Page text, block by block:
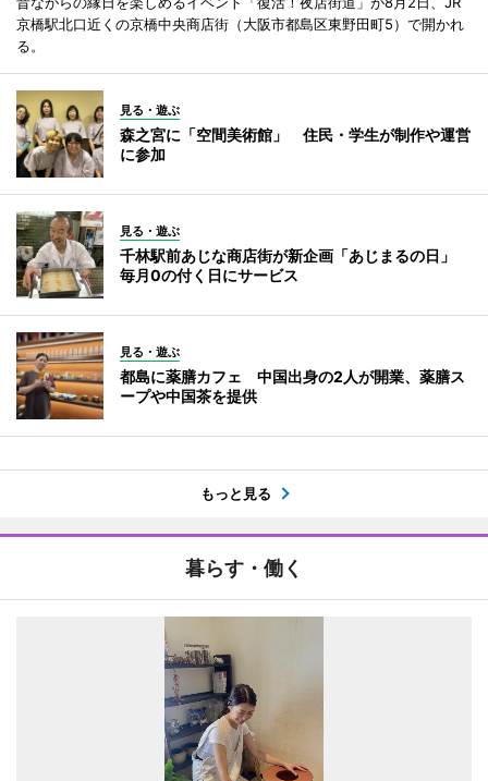
京橋駅北口近くの京橋中央商店街（大阪市都島区東野田町5）で開かれ
る。
見る・遊ぶ
森之宮に「空間美術館」 住民・学生が制作や運営
に参加
見る・遊ぶ
千林駅前あじな商店街が新企画「あじまるの日」
毎月0の付く日にサービス
見る・遊ぶ
都島に薬膳カフェ 中国出身の2人が開業、薬膳ス
ープや中国茶を提供
もっと見る
暮らす・働く